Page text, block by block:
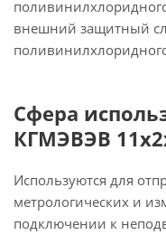
внешний защитный
Сфера
КГМЭВЭВ
Используются для
метрологических и
подключении к